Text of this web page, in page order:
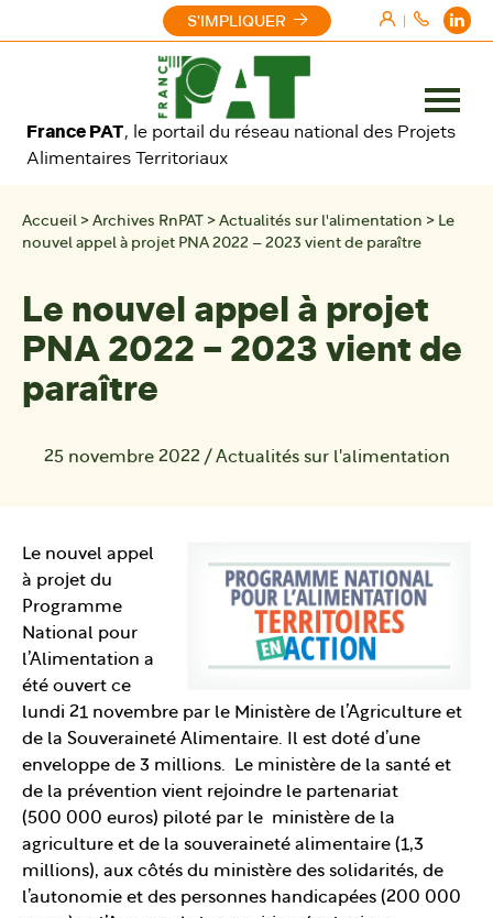
|
France PAT, le portail du réseau national des Projets
Alimentaires Territoriaux
S'IMPLIQUER
Ouvrir
le
Accueil > Archives RnPAT > Actualités sur l'alimentation > Le
nouvel appel à projet PNA 2022 – 2023 vient de paraître
Le nouvel appel à projet
PNA 2022 – 2023 vient de
paraître
25 novembre 2022 / Actualités sur l'alimentation
Le nouvel appel
à projet du
Programme
National pour
l’Alimentation a
été ouvert ce
lundi 21 novembre par le Ministère de l’Agriculture et
de la Souveraineté Alimentaire. Il est doté d’une
enveloppe de 3 millions. Le ministère de la santé et
de la prévention vient rejoindre le partenariat
(500 000 euros) piloté par le ministère de la
agriculture et de la souveraineté alimentaire (1,3
millions), aux côtés du ministère des solidarités, de
l’autonomie et des personnes handicapées (200 000